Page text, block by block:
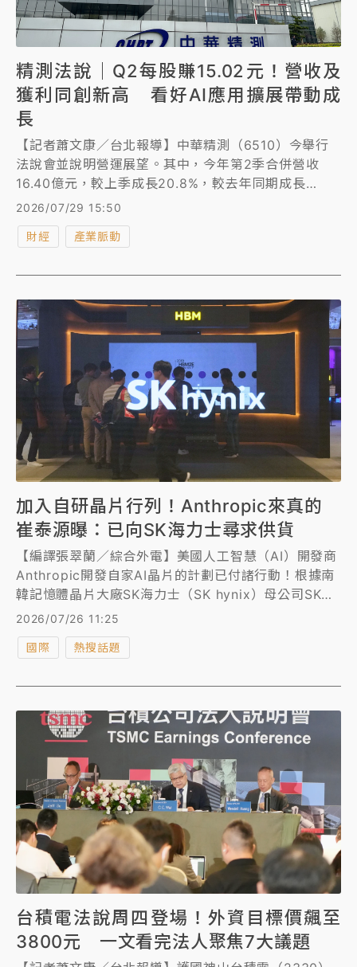
精測法說｜Q2每股賺15.02元！營收及
獲利同創新高 看好AI應用擴展帶動成
長
【記者蕭文康／台北報導】中華精測（6510）今舉行
法說會並說明營運展望。其中，今年第2季合併營收
16.40億元，較上季成長20.8%，較去年同期成長
34.9%，毛利率 57.5%、稅後淨利 4.94 億元、每股純
新高。展望未來，中華精測看好ASIC和HPC需求，預
47.2%，整體而言，全球半導體市場展現強勁成長動
能，AI 與高效能運算需求持續發酵，為半導體測試產
業長期發展提供強勁支撐。
2026/07/29 15:50
財經 產業脈動
加入自研晶片行列！Anthropic來真的
崔泰源曝：已向SK海力士尋求供貨
【編譯張翠蘭／綜合外電】美國人工智慧（AI）開發商
Anthropic開發自家AI晶片的計劃已付諸行動！根據南
韓記憶體晶片大廠SK海力士（SK hynix）母公司SK集
團的會長崔泰源透露，已收到Anthropic接觸，尋求提
供半導體產品，以利其自主晶片研發計劃。
2026/07/26 11:25
國際 熱搜話題
台積電法說周四登場！外資目標價飆至
3800元 一文看完法人聚焦7大議題